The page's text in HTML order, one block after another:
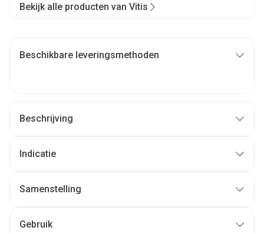
Bekijk alle producten van Vitis
Beschikbare leveringsmethoden
Beschrijving
Indicatie
Samenstelling
Gebruik